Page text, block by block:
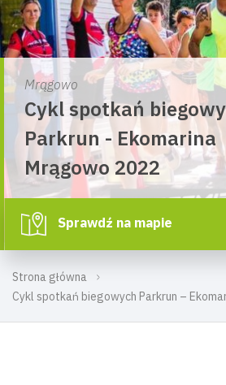
Strona główna
Cykl spotkań biegowych Parkrun –
Mrągowo
Cykl spotkań
Parkrun - Ekomarina
Mrągowo 2022
Sprawdź na mapie